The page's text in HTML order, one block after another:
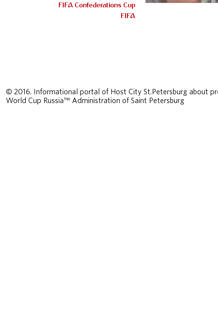
FIFA Confederations Cup
FIFA
© 2016. Informational portal of Host City St.Petersburg about
World Cup Russia™ Administration of Saint Petersburg